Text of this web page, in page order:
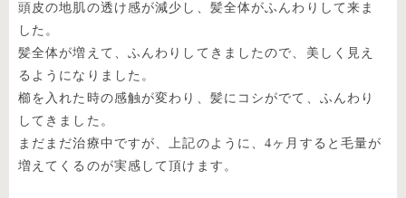
頭皮の地肌の透け感が減少し、髪全体がふんわりして来ま
した。
髪全体が増えて、ふんわりしてきましたので、美しく見え
るようになりました。
櫛を入れた時の感触が変わり、髪にコシがでて、ふんわり
してきました。
まだまだ治療中ですが、上記のように、4ヶ月すると毛量が
増えてくるのが実感して頂けます。